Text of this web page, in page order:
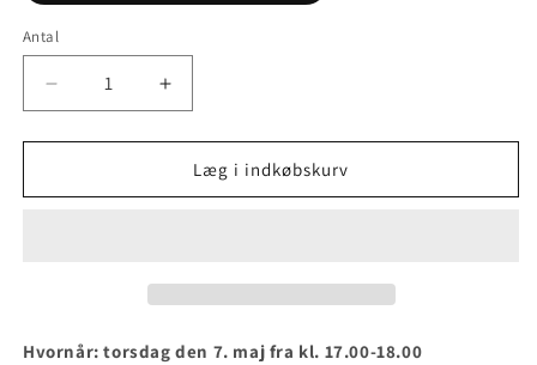
Antal
Reducer
antallet
for
med
Øg
antallet
for
Masterclasses
med
Læg i indkøbskurv
Hvornår: torsdag den 7. maj fra kl. 17.00-18.00